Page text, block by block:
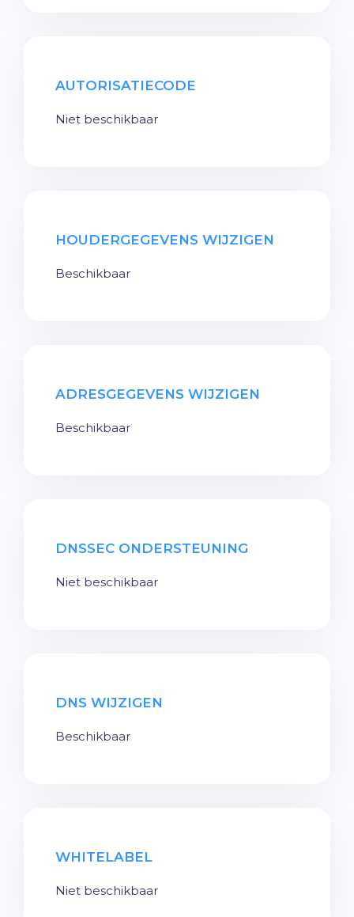
AUTORISATIECODE
Niet beschikbaar
HOUDERGEGEVENS WIJZIGEN
Beschikbaar
ADRESGEGEVENS WIJZIGEN
Beschikbaar
DNSSEC ONDERSTEUNING
Niet beschikbaar
DNS WIJZIGEN
Beschikbaar
WHITELABEL
Niet beschikbaar